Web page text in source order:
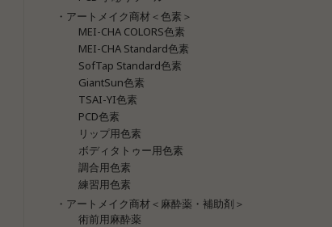
・アートメイク商材＜色素＞
MEI-CHA COLORS色素
MEI-CHA Standard色素
SofTap Standard色素
GiantSun色素
TSAI-YI色素
PCD色素
リップ用色素
ボディタトゥー用色素
調合用色素
練習用色素
・アートメイク商材＜麻酔薬・補助剤＞
術前用麻酔薬